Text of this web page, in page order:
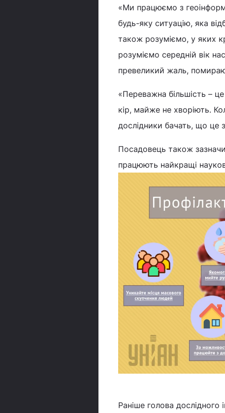
«Ми працюємо з
будь-яку ситуацію, яка
також розуміємо, у яких
розуміємо середній вік
превеликий жаль,
«Переважна більшість –
кір, майже не хворіють.
дослідники бачать, що це
Посадовець також
працюють найкращі
Раніше голова дослідного